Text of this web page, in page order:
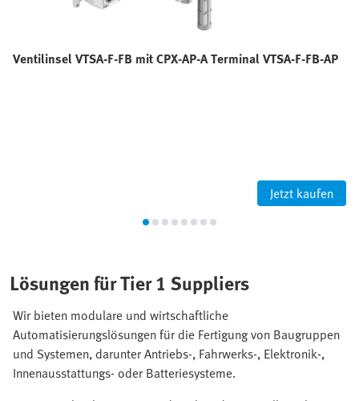
Ventilinsel VTSA-F-FB mit CPX-AP-A Terminal VTSA-F-FB-AP
Jetzt kaufen
Lösungen für Tier 1 Suppliers
Wir bieten modulare und wirtschaftliche
Automatisierungslösungen für die Fertigung von Baugruppen
und Systemen, darunter Antriebs-, Fahrwerks-, Elektronik-,
Innenausstattungs- oder Batteriesysteme.